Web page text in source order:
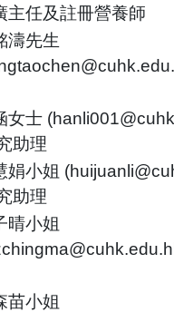
主任及註冊營養師
濤先生
女士 (
助理
娟小姐 (
助理
晴小姐
苗小姐